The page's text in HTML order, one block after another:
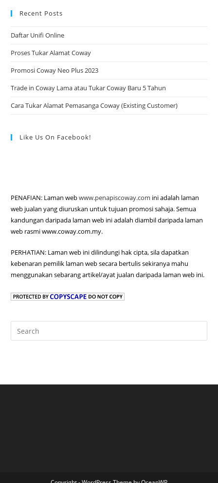
Recent Posts
Daftar Unifi Online
Proses Tukar Alamat Coway
Promosi Coway Neo Plus 2023
Trade in Coway Lama atau Tukar Coway Baru 5 Tahun
Cara Tukar Alamat Pemasanga Coway (Existing Customer)
Like Us On Facebook!
PENAFIAN: Laman webwww.penapiscoway.com ini adalah laman
web jualan yang diuruskan untuk tujuan promosi sahaja. Semua
kandungan daripada laman web ini adalah diambil daripada laman
web rasmi www.coway.com.my.
PERHATIAN: Laman web ini dilindungi hak cipta, sila dapatkan
kebenaran pemilik laman web secara bertulis sekiranya mahu
menggunakan sebarang artikel/ayat jualan daripada laman web ini.